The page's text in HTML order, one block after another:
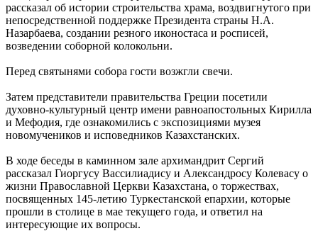
рассказал об истории строительства храма, воздвигнутого при
непосредственной поддержке Президента страны Н.А.
Назарбаева, создании резного иконостаса и росписей,
возведении соборной колокольни.
Перед святынями собора гости возжгли свечи.
Затем представители правительства Греции посетили
духовно-культурный центр имени равноапостольных Кирилла
и Мефодия, где ознакомились с экспозициями музея
новомучеников и исповедников Казахстанских.
В ходе беседы в каминном зале архимандрит Сергий
рассказал Гиоргусу Вассилиадису и Александросу Колевасу о
жизни Православной Церкви Казахстана, о торжествах,
посвященных 145-летию Туркестанской епархии, которые
прошли в столице в мае текущего года, и ответил на
интересующие их вопросы.